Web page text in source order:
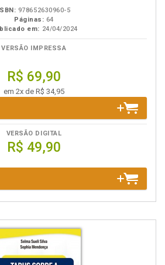
978652630960-5
Páginas: 64
em: 24/04/2024
VERSÃO IMPRESSA
R$ 69,90
em 2x de R$ 34,95
VERSÃO DIGITAL
R$ 49,90